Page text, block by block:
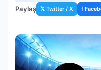
Paylaş 𝕏 Twitter / X f